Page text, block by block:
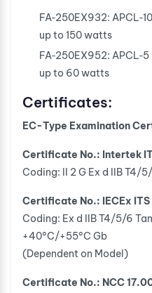
FA‐250EX932:
up to 150 watts
FA‐250EX952:
up to 60 watts
Certificates:
EC-Type Examination
Certificate No.: Intertek
Coding: II 2 G Ex d IIB T4/
Certificate No.: IECEx
Coding: Ex d IIB T4/5/6
+40°C/+55°C Gb
(Dependent on Model)
Certificate No.: NCC